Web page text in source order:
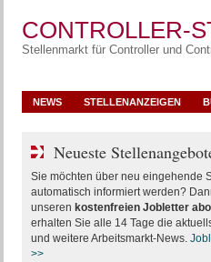
CONTROLLER-
Stellenmarkt für Controller und
NEWS STELLENANZEIGEN
Neueste
Sie möchten über neu eingehende
automatisch informiert werden?
unseren kostenfreien Jobletter
erhalten Sie alle 14 Tage die
und weitere Arbeitsmarkt-News.
>>